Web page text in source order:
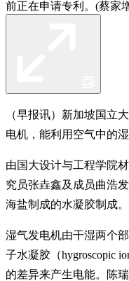
前正在申请专利。(蔡家
（早报讯）新加坡国立
电机，能利用空气中的
由国大设计与工程学院
究员张垚鑫及成员曲浩
海盐制成的水凝胶制成。
湿气发电机由干湿两个
子水凝胶（hygroscopic
的差异来产生电能。陈